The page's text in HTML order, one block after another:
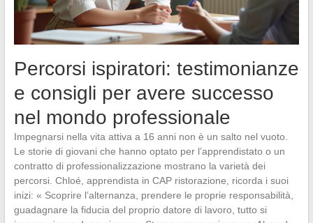
Percorsi ispiratori: testimonianze
e consigli per avere successo
nel mondo professionale
Impegnarsi nella vita attiva a 16 anni non è un salto nel vuoto.
Le storie di giovani che hanno optato per l’apprendistato o un
contratto di professionalizzazione mostrano la varietà dei
percorsi. Chloé, apprendista in CAP ristorazione, ricorda i suoi
inizi: « Scoprire l’alternanza, prendere le proprie responsabilità,
guadagnare la fiducia del proprio datore di lavoro, tutto si